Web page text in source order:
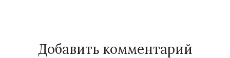
Добавить комментарий